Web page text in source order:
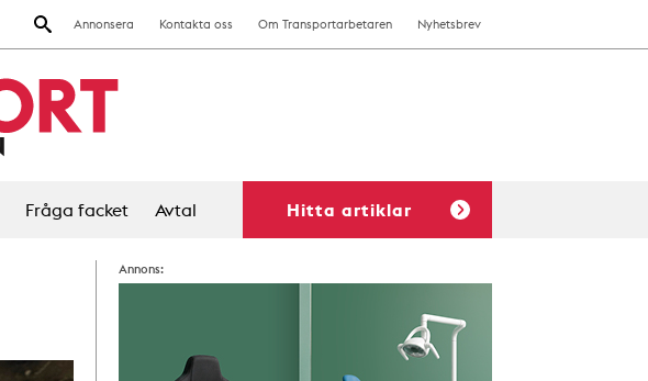
Annonsera Kontakta oss Om Transportarbetaren Nyhetsbrev
Fråga facket Avtal Hitta artiklar
Annons: